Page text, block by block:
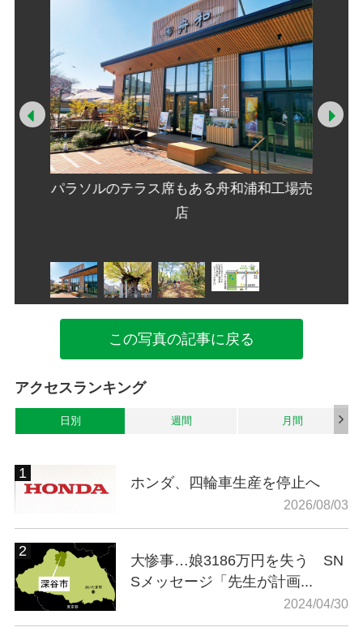
パラソルのテラス席もある舟和浦和工場売
店
Prev
この写真の記事に戻る
アクセスランキング
日別 週間 月間
ホンダ、四輪車生産を停止へ
2026/08/03
大惨事…娘3186万円を失う SN
Sメッセージ「先生が計画...
2024/04/30